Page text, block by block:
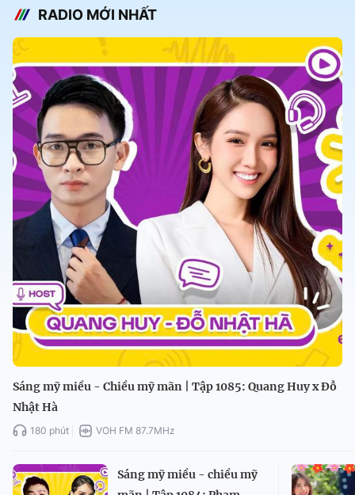
RADIO MỚI NHẤT
Sáng mỹ miều - Chiều mỹ mãn | Tập 1085: Quang Huy x Đỗ
Nhật Hà
180 phút VOH FM 87.7MHz
Sáng mỹ miều - chiều mỹ